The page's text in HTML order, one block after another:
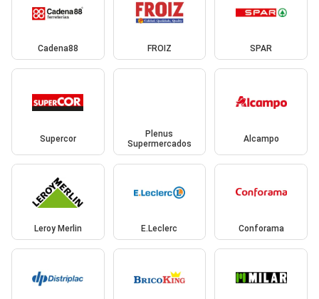
Cadena88 FROIZ SPAR
Supercor
Plenus
Supermercados
Alcampo
Leroy Merlin E.Leclerc Conforama